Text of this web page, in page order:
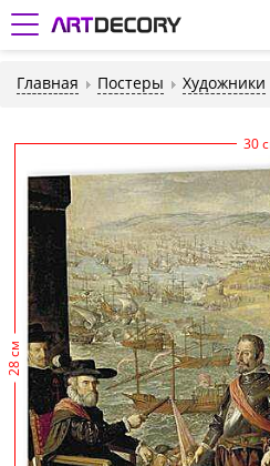
Главная Постеры Художники
30
28 см